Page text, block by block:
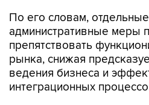
По его словам,
административные меры
препятствовать
рынка, снижая
ведения бизнеса и
интеграционных